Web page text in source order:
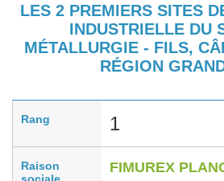
LES 2 PREMIERS SITES
INDUSTRIELLE DU
MÉTALLURGIE - FILS,
RÉGION
Rang 1
Raison
sociale
FIMUREX